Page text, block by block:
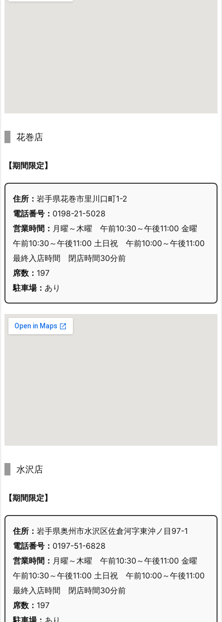
花巻店
【期間限定】
住所： 岩手県花巻市里川口町1-2
電話番号： 0198-21-5028
営業時間： 月曜～木曜 午前10:30～午後11:00 金曜
午前10:30～午後11:00 土日祝 午前10:00～午後11:00
最終入店時間 閉店時間30分前
席数： 197
駐車場： あり
水沢店
【期間限定】
住所： 岩手県奥州市水沢区佐倉河字東沖ノ目97-1
電話番号： 0197-51-6828
営業時間： 月曜～木曜 午前10:30～午後11:00 金曜
午前10:30～午後11:00 土日祝 午前10:00～午後11:00
最終入店時間 閉店時間30分前
席数： 197